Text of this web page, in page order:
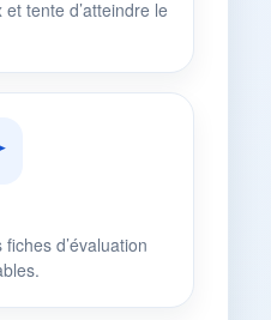
tente d’atteindre le
d’évaluation